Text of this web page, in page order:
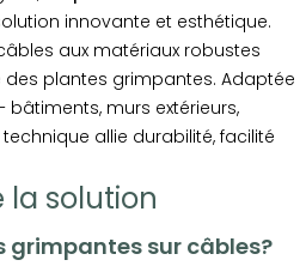
innovante et esthétique.
aux matériaux robustes
plantes grimpantes. Adaptée
murs extérieurs,
allie durabilité, facilité
la solution
grimpantes sur câbles?